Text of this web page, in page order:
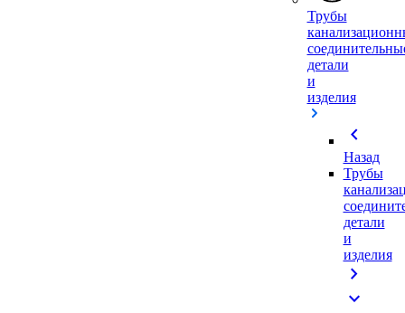
Трубы
детали
и
изделия
chevron_left
Назад
Трубы
детали
и
изделия
chevron_right
expand_more